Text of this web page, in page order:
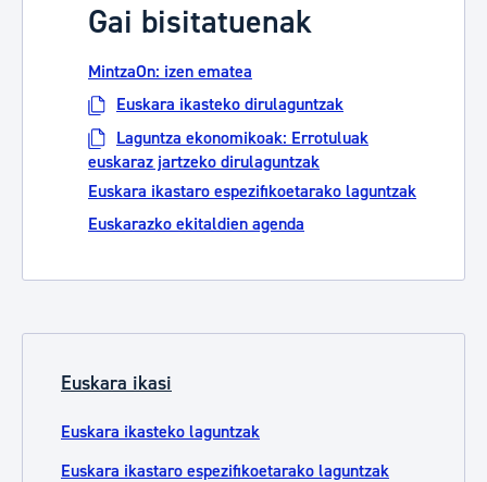
Gai bisitatuenak
MintzaOn: izen ematea
Euskara ikasteko dirulaguntzak
Laguntza ekonomikoak: Errotuluak
euskaraz jartzeko dirulaguntzak
Euskara ikastaro espezifikoetarako laguntzak
Euskarazko ekitaldien agenda
Euskara ikasi
Euskara ikasteko laguntzak
Euskara ikastaro espezifikoetarako laguntzak